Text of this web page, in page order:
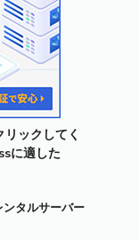
ックしてく
に適した
タルサーバー